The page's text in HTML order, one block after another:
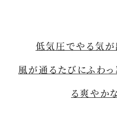
低気圧でやる気
風が通るたびにふわっ
る爽やか